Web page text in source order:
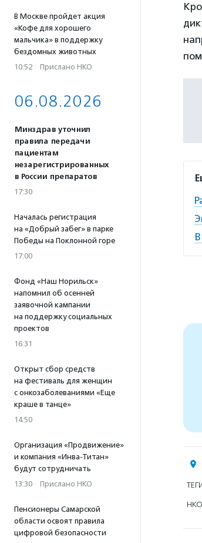
В Москве пройдет акция
«Кофе для хорошего
мальчика» в поддержку
бездомных животных
10:52 · Прислано НКО
06.08.2026
Минздрав уточнил
правила передачи
пациентам
незарегистрированных
в России препаратов
17:30
Началась регистрация
на «Добрый забег» в парке
Победы на Поклонной горе
17:00
Фонд «Наш Норильск»
напомнил об осенней
заявочной кампании
на поддержку социальных
проектов
16:31
Открыт сбор средств
на фестиваль для женщин
с онкозаболеваниями «Еще
краше в танце»
14:50
Организация «Продвижение»
и компания «Инва-Титан»
будут сотрудничать
13:30 · Прислано НКО
Пенсионеры Самарской
области освоят правила
цифровой безопасности